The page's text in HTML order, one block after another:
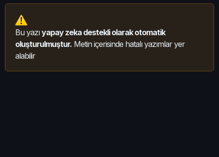
Bu yazıyapay zeka destekli olarak otomatik
oluşturulmuştur. Metin içerisinde hatalı yazımlar yer
alabilir